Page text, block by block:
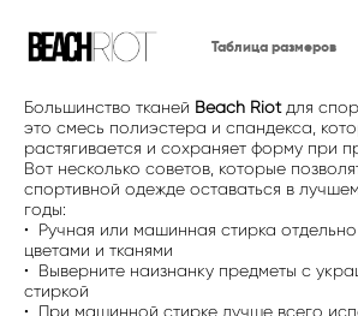
Таблица размеров
Большинство тканей Beach Riotдля
это смесь полиэстера и спандекса,
растягивается и сохраняет форму при
Вот несколько советов, которые
спортивной одежде оставаться в
годы:
• Ручная или машинная стирка
цветами и тканями
• Выверните наизнанку предметы с
стиркой
• При машинной стирке лучше всего